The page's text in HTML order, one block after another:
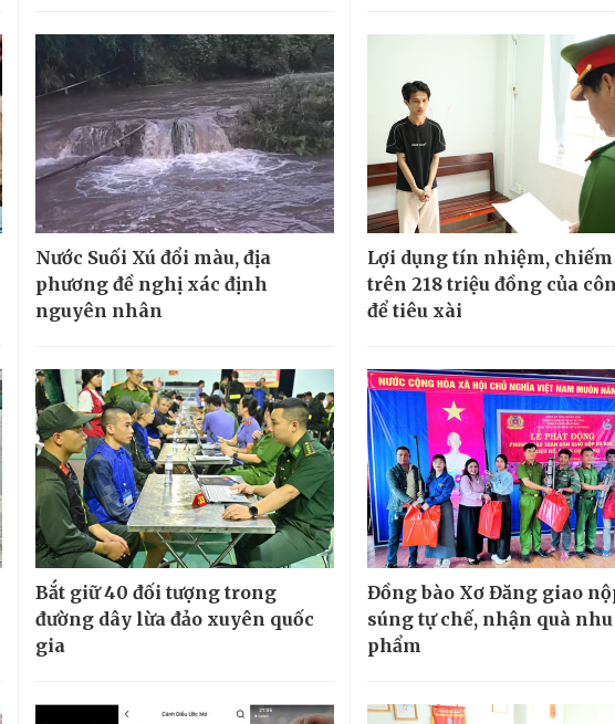
Nước Suối Xú đổi màu, địa
phương đề nghị xác định
nguyên nhân
Lợi dụng tín nhiệm, chiếm
trên 218 triệu đồng của
để tiêu xài
Bắt giữ 40 đối tượng trong
đường dây lừa đảo xuyên quốc
gia
Đồng bào Xơ Đăng giao
súng tự chế, nhận quà nhu
phẩm